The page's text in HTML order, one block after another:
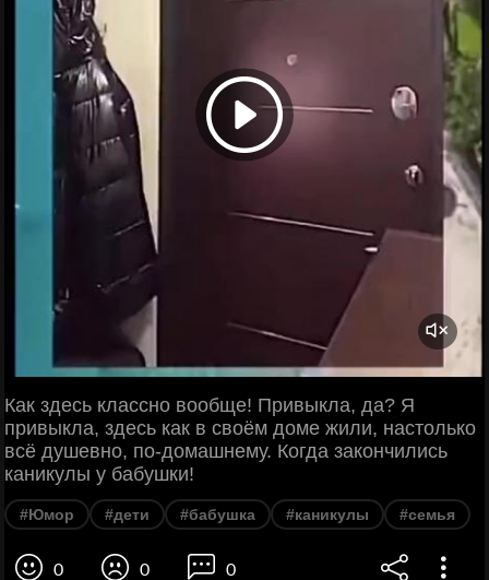
Как здесь классно вообще! Привыкла, да? Я
привыкла, здесь как в своём доме жили, настолько
всё душевно, по-домашнему. Когда закончились
каникулы у бабушки!
#Юмор #дети #бабушка #каникулы #семья
0 0 0